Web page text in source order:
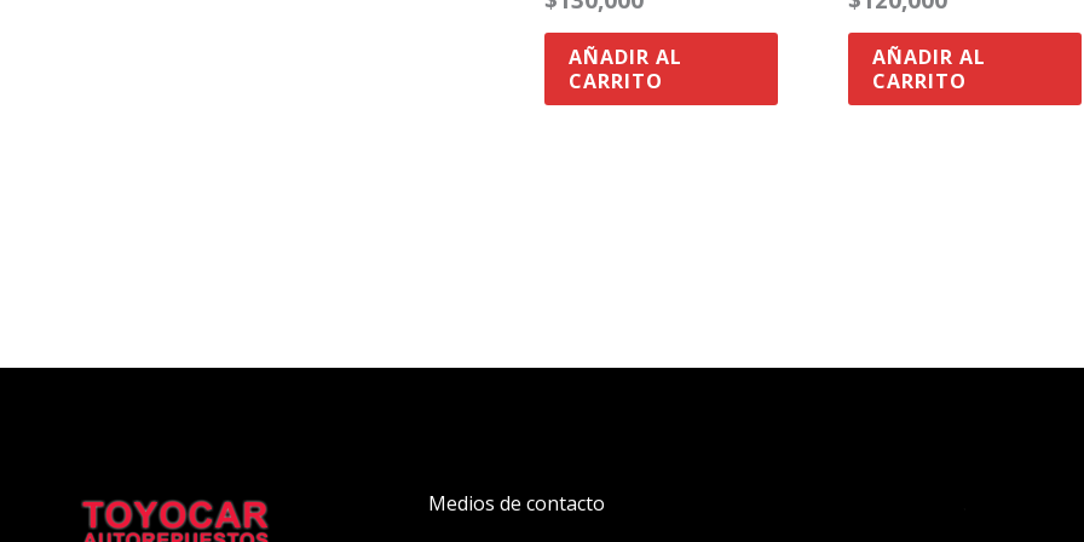
AÑADIR AL
CARRITO
AÑADIR AL
CARRITO
Medios de contacto